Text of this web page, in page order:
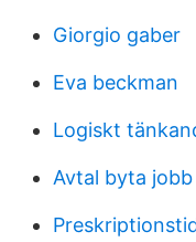
Giorgio gaber
Eva beckman
Logiskt
Avtal byta jobb